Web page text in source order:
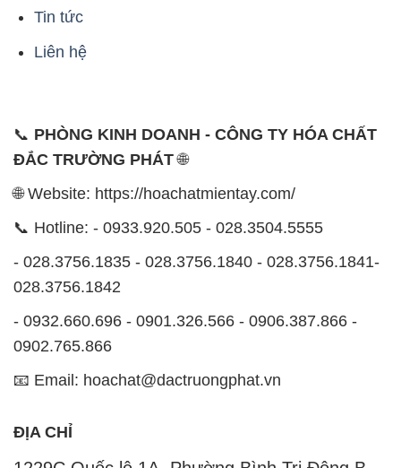
Tin tức
Liên hệ
📞 PHÒNG KINH DOANH - CÔNG TY HÓA CHẤT
ĐẮC TRƯỜNG PHÁT🌐
🌐 Website: https://hoachatmientay.com/
📞 Hotline: - 0933.920.505 - 028.3504.5555
- 028.3756.1835 - 028.3756.1840 - 028.3756.1841-
028.3756.1842
- 0932.660.696 - 0901.326.566 - 0906.387.866 -
0902.765.866
📧 Email: hoachat@dactruongphat.vn
ĐỊA CHỈ